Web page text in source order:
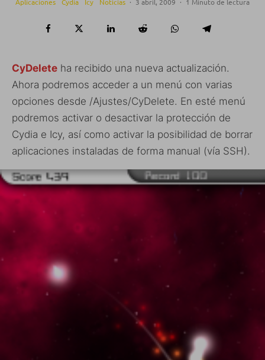
CyDelete ha recibido una nueva actualización.
Ahora podremos acceder a un menú con varias
opciones desde /Ajustes/CyDelete. En esté menú
podremos activar o desactivar la protección de
Cydia e Icy, así como activar la posibilidad de borrar
aplicaciones instaladas de forma manual (vía SSH).